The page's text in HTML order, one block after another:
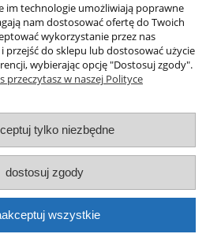
Pomoc
Moje konto
i dostawa
Informacje
O nas
im technologie umożliwiają poprawne
nam dostosować ofertę do Twoich
wykorzystanie przez nas
przejść do sklepu lub dostosować użycie
wybierając opcję "Dostosuj zgody".
przeczytasz w naszej Polityce
tylko niezbędne
dostosuj zgody
wszystkie